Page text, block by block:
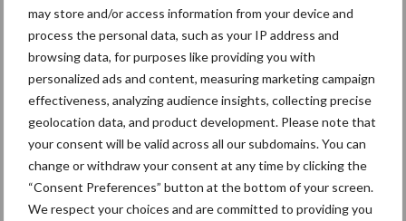
may store and/or access information from your device and
process the personal data, such as your IP address and
browsing data, for purposes like providing you with
personalized ads and content, measuring marketing campaign
effectiveness, analyzing audience insights, collecting precise
geolocation data, and product development. Please note that
your consent will be valid across all our subdomains. You can
change or withdraw your consent at any time by clicking the
“Consent Preferences” button at the bottom of your screen.
We respect your choices and are committed to providing you
maren
29 dec
Freddy van de Ridder Cleaners:
“Glazenwassen zit in m’n bloed,
maar innoveren is mijn toekomst”
24 dec
Friendship Sports Centre maakt
vrienden voor het leven